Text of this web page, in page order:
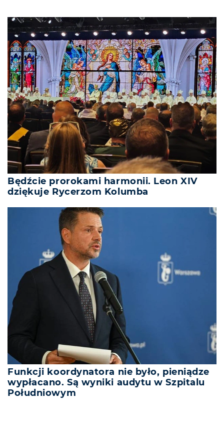
Będźcie prorokami harmonii. Leon XIV
dziękuje Rycerzom Kolumba
Funkcji koordynatora nie było, pieniądze
wypłacano. Są wyniki audytu w Szpitalu
Południowym